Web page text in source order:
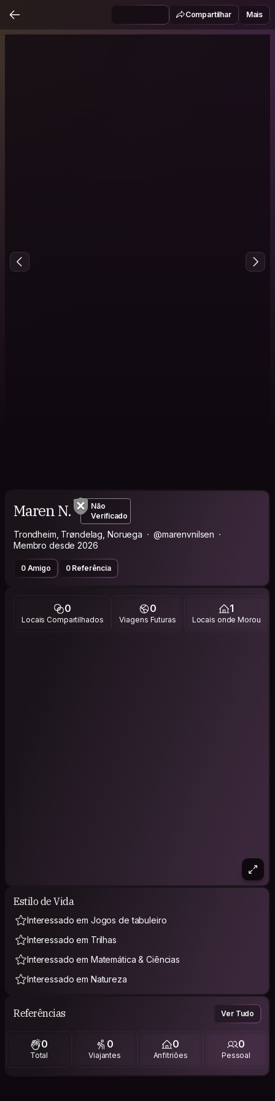
Compartilhar Mais
Maren N.
Não
Verificado
Trondheim, Trøndelag, Noruega
@marenvnilsen
Membro desde 2026
0 Amigo 0 Referência
0
Locais Compartilhados
0
Viagens Futuras
1
Locais onde Morou
Estilo de Vida
Interessado em Jogos de tabuleiro
Interessado em Trilhas
Interessado em Matemática & Ciências
Interessado em Natureza
Referências Ver Tudo
0
Total
0
Viajantes
0
Anfitriões
0
Pessoal